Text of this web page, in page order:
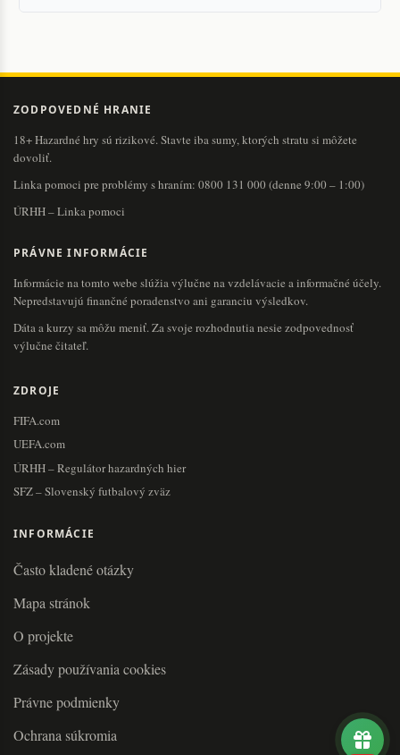
ZODPOVEDNÉ HRANIE
18+ Hazardné hry sú rizikové. Stavte iba sumy, ktorých stratu si môžete
dovoliť.
Linka pomoci pre problémy s hraním: 0800 131 000 (denne 9:00 – 1:00)
ÚRHH – Linka pomoci
PRÁVNE INFORMÁCIE
Informácie na tomto webe slúžia výlučne na vzdelávacie a informačné účely.
Nepredstavujú finančné poradenstvo ani garanciu výsledkov.
Dáta a kurzy sa môžu meniť. Za svoje rozhodnutia nesie zodpovednosť
výlučne čitateľ.
ZDROJE
FIFA.com
UEFA.com
ÚRHH – Regulátor hazardných hier
SFZ – Slovenský futbalový zväz
INFORMÁCIE
Často kladené otázky
Mapa stránok
O projekte
Zásady používania cookies
Právne podmienky
Ochrana súkromia